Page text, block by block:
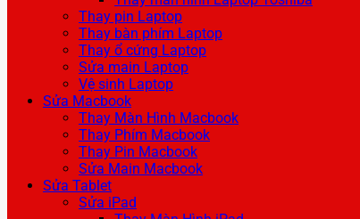
Thay pin Laptop
Thay bàn phím Laptop
Thay ổ cứng Laptop
Sửa main Laptop
Vệ sinh Laptop
Sửa Macbook
Thay Màn Hình Macbook
Thay Phím Macbook
Thay Pin Macbook
Sửa Main Macbook
Sửa Tablet
Sửa iPad